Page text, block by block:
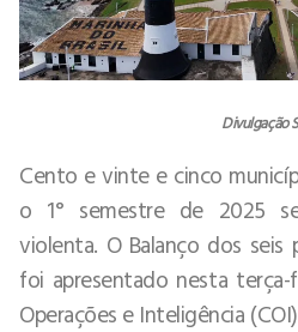
Divulgação
Cento e vinte e cinco
o 1° semestre de 2025
violenta. O Balanço dos seis
foi apresentado nesta
Operações e Inteligência